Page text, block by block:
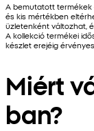
A bemutatott termékek
és kis mértékben
üzletenként változhat,
A kollekció termékei
készlet erejéig
Miért
ban?